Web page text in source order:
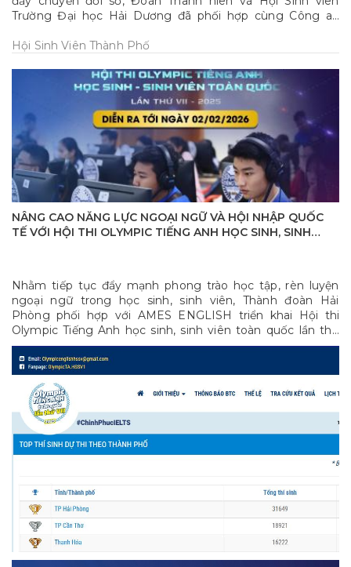
Trường Đại học Hải Dương đã phối hợp cùng Công an
triển khai đội hình sinh viên tình nguyện hỗ trợ tại các
Hội Sinh Viên Thành Phố
NÂNG CAO NĂNG LỰC NGOẠI NGỮ VÀ HỘI NHẬP QUỐC
TẾ VỚI HỘI THI OLYMPIC TIẾNG ANH HỌC SINH, SINH
Nhằm tiếp tục đẩy mạnh phong trào học tập, rèn luyện
ngoại ngữ trong học sinh, sinh viên, Thành đoàn Hải
Phòng phối hợp với AMES ENGLISH triển khai Hội thi
Olympic Tiếng Anh học sinh, sinh viên toàn quốc lần thứ
VII do Trung ương Đoàn TNCS Hồ Chí Minh tổ chức.